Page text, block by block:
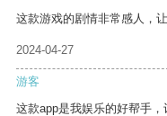
这款游戏的剧情非常感人，
2024-04-27
游客
这款app是我娱乐的好帮手，